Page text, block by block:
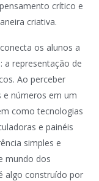
crítico e
criativa.
os alunos a
a representação de
Ao perceber
e números em um
como tecnologias
e painéis
simples e
mundo dos
algo construído por